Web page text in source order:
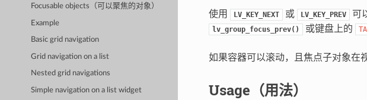
Focusable objects（可以聚焦的对象）
Example
Basic grid navigation
Grid navigation on a list
Nested grid navigations
Simple navigation on a list widget
使用 LV_KEY_NEXT 或 LV_KEY_PREV 可
lv_group_focus_prev() 或键盘上的
如果容器可以滚动，且焦点子对象在
Usage（用法）